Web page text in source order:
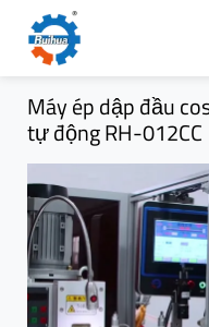
Máy ép dập đầu
tự động RH-012CC